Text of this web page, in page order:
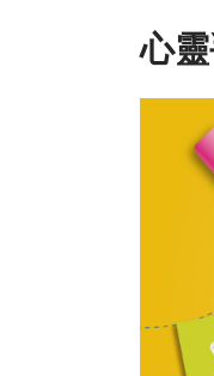
心
Player